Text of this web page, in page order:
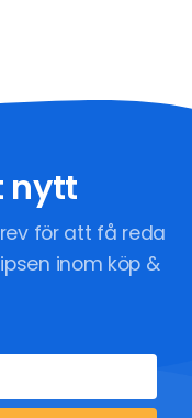
nytt
för att få reda
inom köp &